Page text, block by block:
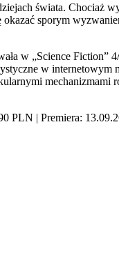
świata. Chociaż
sporym
w „Science Fiction”
w internetowym
mechanizmami
PLN | Premiera: